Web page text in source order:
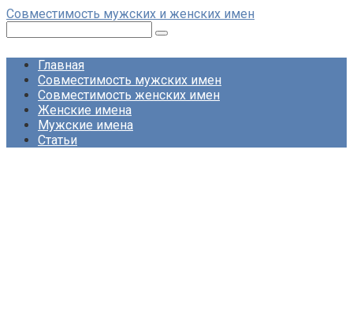
Перейти
контенту
Совместимость мужских и женских имен
Главная
Совместимость мужских имен
Совместимость женских имен
Женские имена
Мужские имена
Статьи